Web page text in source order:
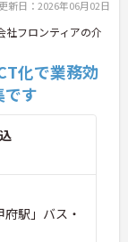
気
新日：2026年06月02日
社フロンティアの介
化で業務効
す
駅」バス・